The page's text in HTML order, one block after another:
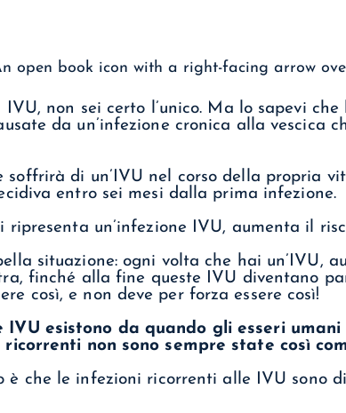
IVU, non sei certo l’unico. Ma lo sapevi
da un’infezione cronica alla vescica
soffrirà di un’IVU nel corso della propria
entro sei mesi dalla prima infezione.
ripresenta un’infezione IVU, aumenta il
situazione: ogni volta che hai un’IVU,
finché alla fine queste IVU diventano
così, e non deve per forza essere così!
IVU esistono da quando gli esseri umani
ricorrenti non sono sempre state così
è che le infezioni ricorrenti alle IVU sono